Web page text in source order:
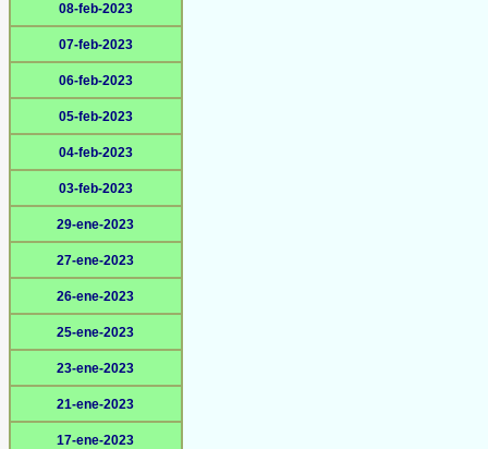
08-feb-2023
07-feb-2023
06-feb-2023
05-feb-2023
04-feb-2023
03-feb-2023
29-ene-2023
27-ene-2023
26-ene-2023
25-ene-2023
23-ene-2023
21-ene-2023
17-ene-2023